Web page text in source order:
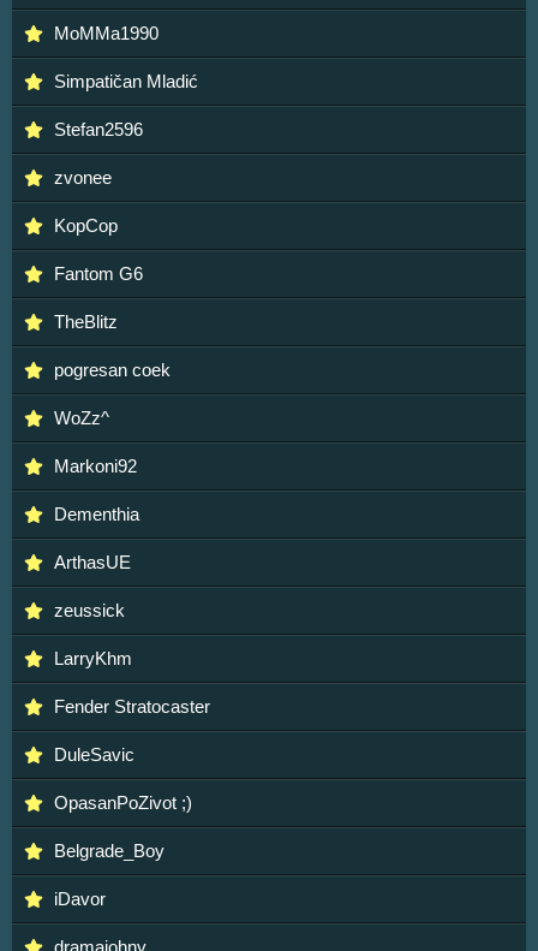
MoMMa1990
Simpatičan Mladić
Stefan2596
zvonee
KopCop
Fantom G6
TheBlitz
pogresan coek
WoZz^
Markoni92
Dementhia
ArthasUE
zeussick
LarryKhm
Fender Stratocaster
DuleSavic
OpasanPoZivot ;)
Belgrade_Boy
iDavor
dramajohny